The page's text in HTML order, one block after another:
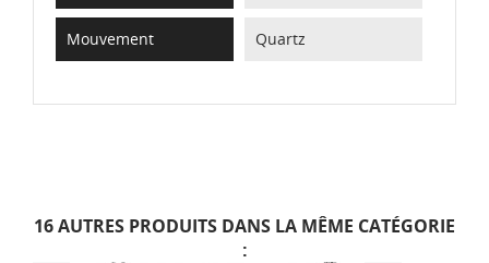
Mouvement Quartz
16 AUTRES PRODUITS DANS LA MÊME CATÉGORIE
: